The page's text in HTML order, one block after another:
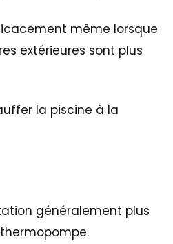
même lorsque
extérieures sont plus
la piscine à la
généralement plus